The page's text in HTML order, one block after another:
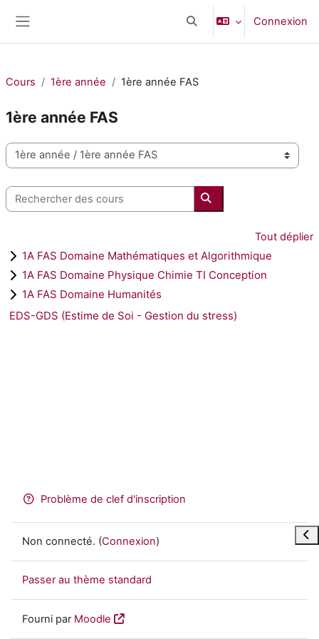
Activer/désactiver la
Connexion
Cours 1ère année 1ère année FAS
1ère année FAS
Catégories de cours
Rechercher des cours
Rechercher des cours
Tout déplier
1A FAS Domaine Mathématiques et Algorithmique
1A FAS Domaine Physique Chimie TI Conception
1A FAS Domaine Humanités
EDS-GDS (Estime de Soi - Gestion du stress)
Problème de clef d'inscription
Non connecté. (Connexion)
Passer au thème standard
Fourni par Moodle